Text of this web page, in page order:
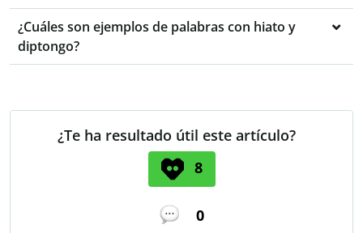
¿Cuáles son ejemplos de palabras con hiato y
diptongo?
¿Te ha resultado útil este artículo?
8
0